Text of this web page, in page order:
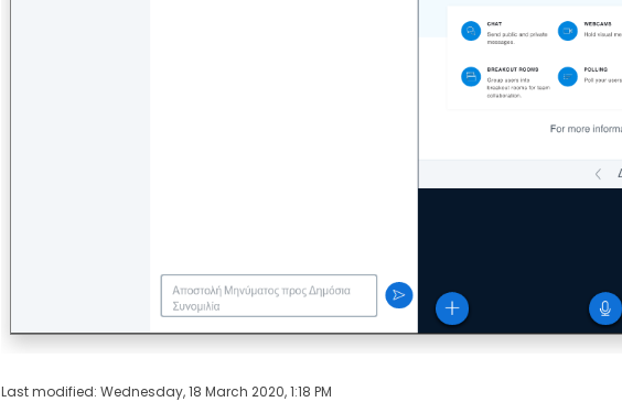
Last modified: Wednesday, 18 March 2020, 1:18 PM